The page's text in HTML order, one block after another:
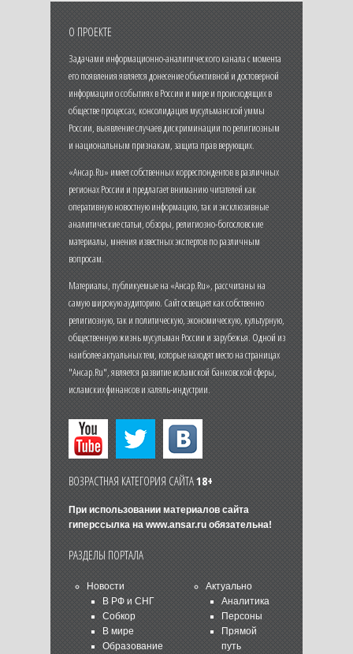
О ПРОЕКТЕ
Задачами информационно-аналитического канала с момента
его появления является донесение объективной и достоверной
информации о событиях в России и мире и происходящих в
обществе процессах, консолидация мусульманской уммы
России, выявление случаев дискриминации по религиозным
и национальным признакам, защита прав верующих.
«Ансар.Ru» имеет собственных корреспондентов в различных
регионах России и предлагает вниманию читателей как
оперативную новостную информацию, так и эксклюзивные
аналитические статьи, обзоры, религиозно-богословские
материалы, мнения известных экспертов по различным
вопросам.
Материалы, публикуемые на «Ансар.Ru», рассчитаны на
самую широкую аудиторию. Сайт освещает как собственно
религиозную, так и политическую, экономическую, культурную,
общественную жизнь мусульман России и зарубежья. Одной из
наиболее актуальных тем, которые находят место на страницах
"Ансар.Ru", является развитие исламской банковской сферы,
исламских финансов и халяль-индустрии.
ВОЗРАСТНАЯ КАТЕГОРИЯ САЙТА18+
При использовании материалов сайта
гиперссылка на www.ansar.ruобязательна!
РАЗДЕЛЫ ПОРТАЛА
Новости
В РФ и СНГ
Собкор
В мире
Образование
Актуально
Аналитика
Персоны
Прямой
путь